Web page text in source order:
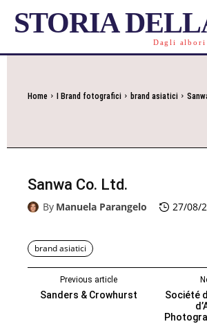
STORIA
Dagli
Home I Brand fotografici brand asiatici
Sanwa Co. Ltd.
By Manuela Parangelo 27/08/
brand asiatici
Previous article
Sanders & Crowhurst
Société